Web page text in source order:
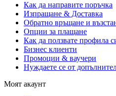
Как да направите поръчка
Изпращане & Доставка
Обратно връщане и
Опции за плащане
Как да ползвате профила
Бизнес клиенти
Промоции & ваучери
Нуждаете се от
Моят акаунт